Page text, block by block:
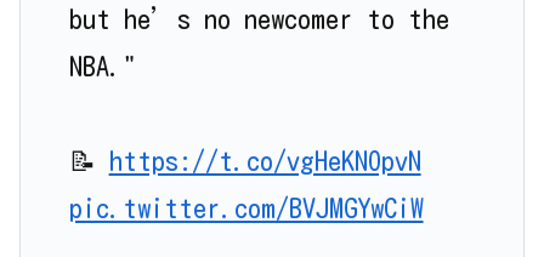
but he’s no newcomer to the
NBA."
📝 https://t.co/vgHeKNOpvN
pic.twitter.com/BVJMGYwCiW